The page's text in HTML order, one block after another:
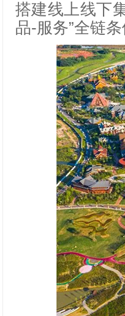
搭建线上线下
品-服务”全链